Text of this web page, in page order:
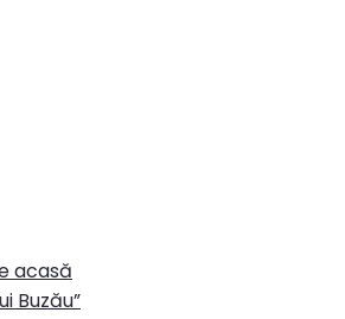
acasă
Buzău”